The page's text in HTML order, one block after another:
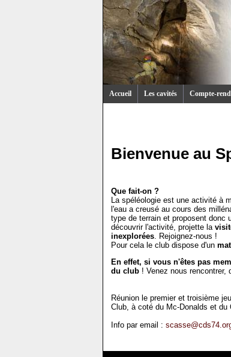
Accueil Les cavités Compte-
Bienvenue au
Que fait-on ?
La spéléologie est une activité à
l'eau a creusé au cours des
type de terrain et proposent donc
découvrir l'activité, projette la
inexplorées. Rejoignez-nous !
Pour cela le club dispose d'un
En effet, si vous n'êtes pas
du club ! Venez nous
Réunion le premier et troisième
Club, à coté du Mc-Donalds et du
Info par email :